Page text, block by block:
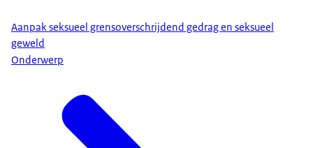
Aanpak seksueel grensoverschrijdend gedrag en seksueel
geweld
Onderwerp